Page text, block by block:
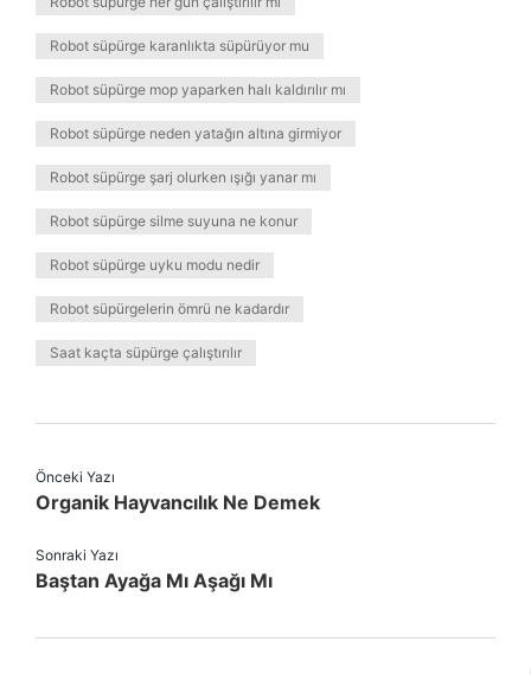
Robot süpürge karanlıkta süpürüyor mu
Robot süpürge mop yaparken halı kaldırılır mı
Robot süpürge neden yatağın altına girmiyor
Robot süpürge şarj olurken ışığı yanar mı
Robot süpürge silme suyuna ne konur
Robot süpürge uyku modu nedir
Robot süpürgelerin ömrü ne kadardır
Saat kaçta süpürge çalıştırılır
Önceki Yazı
Organik Hayvancılık Ne Demek
Sonraki Yazı
Baştan Ayağa Mı Aşağı Mı